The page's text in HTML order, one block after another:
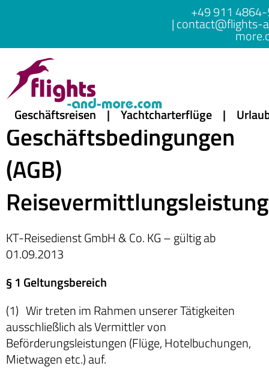
+49 911
| contact@flights-
Geschäftsreisen Yachtcharterflüge
Allgemeine
Geschäftsbedingungen
(AGB)
KT-Reisedienst GmbH & Co. KG – gültig ab
01.09.2013
§ 1 Geltungsbereich
(1) Wir treten im Rahmen unserer Tätigkeiten
ausschließlich als Vermittler von
Beförderungsleistungen (Flüge, Hotelbuchungen,
Mietwagen etc.) auf.